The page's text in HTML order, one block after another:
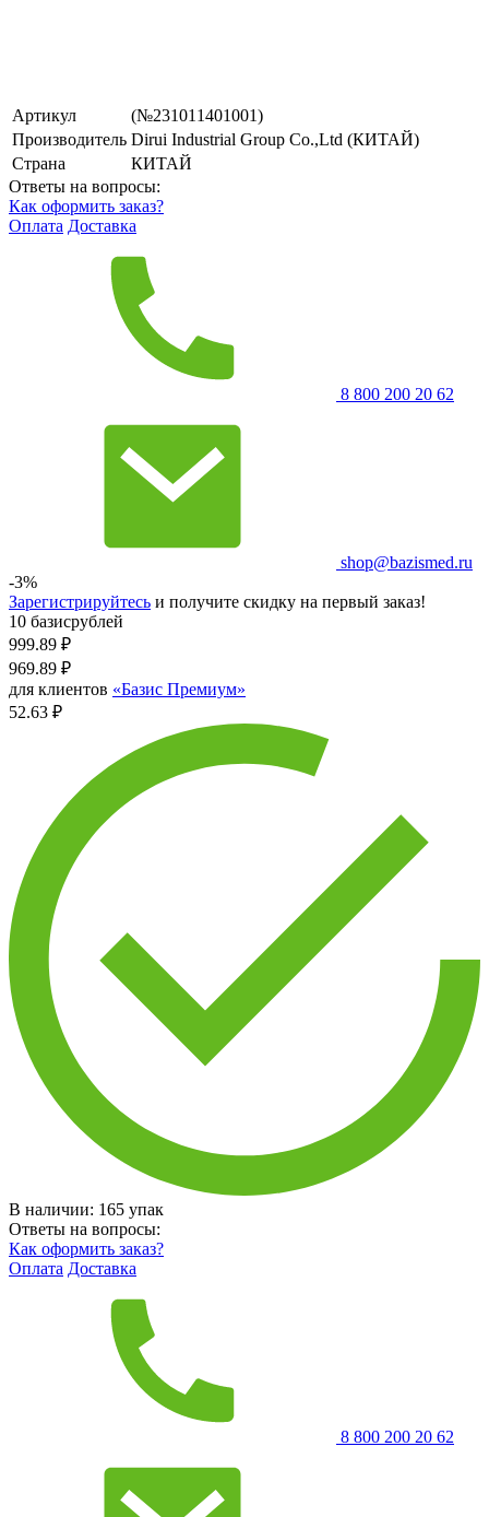
Артикул
(№231011401001)
Производитель Dirui Industrial Group Co.,Ltd (КИТАЙ)
Страна
КИТАЙ
Ответы на вопросы:
Как оформить заказ?
Оплата Доставка
8 800 200 20 62
shop@bazismed.ru
-3%
Зарегистрируйтесь и получите скидку на первый заказ!
10 базисрублей
999.89 ₽
969.89 ₽
для клиентов «Базис Премиум»
52.63 ₽
В наличии: 165 упак
Ответы на вопросы:
Как оформить заказ?
Оплата Доставка
8 800 200 20 62